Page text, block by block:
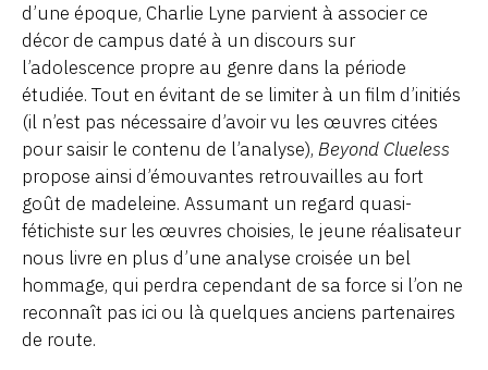
d’une époque, Charlie Lyne parvient à associer ce
décor de campus daté à un discours sur
l’adolescence propre au genre dans la période
étudiée. Tout en évitant de se limiter à un film d’initiés
(il n’est pas nécessaire d’avoir vu les œuvres citées
pour saisir le contenu de l’analyse), Beyond Clueless
propose ainsi d’émouvantes retrouvailles au fort
goût de madeleine. Assumant un regard quasi-
fétichiste sur les œuvres choisies, le jeune réalisateur
nous livre en plus d’une analyse croisée un bel
hommage, qui perdra cependant de sa force si l’on ne
reconnaît pas ici ou là quelques anciens partenaires
de route.